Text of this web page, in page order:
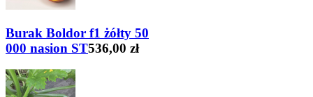
Burak Boldor f1 żółty 50
000 nasion ST536,00 zł